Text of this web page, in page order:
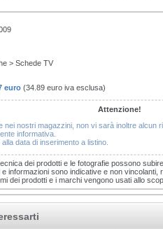
> Schede TV
euro (34.89 euro iva esclusa)
Attenzione!
nei nostri magazzini, non vi sarà inoltre alcun
informativa.
data di inserimento a listino.
dei prodotti e le fotografie possono
e informazioni sono indicative e non vincolanti,
dei prodotti e i marchi vengono usati allo